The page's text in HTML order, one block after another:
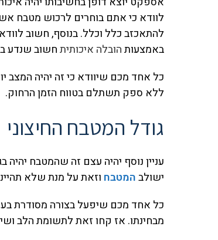
לוודא כי אתם בוחרים לרכוש מטבח
להתאכזב כלל וכלל. בנוסף, חשוב
באמצעותהובלה איכותיתחשוב שנדע
כל אחד מכם שיוודא כי זה יהיה המצב
ללא ספק תשתלם בטווח הזמן הרחוק.
גודל המטבח החיצוני
עניין נוסף יהיה עצם זה שהמטבח
ישולבהמטבח וזאת על מנת שלא
כל אחד מכם שיפעל בצורה מסודרת
מבחינתו. אז קחו זאת לתשומת הלב